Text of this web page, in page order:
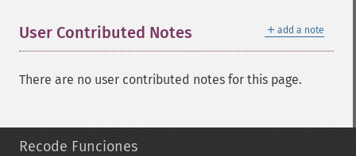
＋ add a note
User Contributed Notes
There are no user contributed notes for this page.
Recode Funciones